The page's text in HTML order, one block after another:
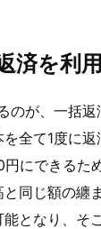
済を利
のが、一括
全て1度に
にできるた
同じ額の纏
となり、そ